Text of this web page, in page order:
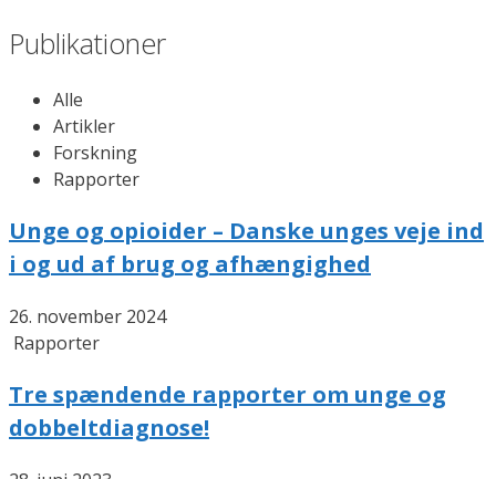
Publikationer
Alle
Artikler
Forskning
Rapporter
Unge og opioider – Danske unges veje ind
i og ud af brug og afhængighed
26. november 2024
Rapporter
Tre spændende rapporter om unge og
dobbeltdiagnose!